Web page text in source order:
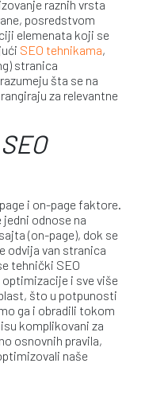
raznih vrsta
posredstvom
elemenata koji se
SEO tehnikama,
stranica
šta se na
za relevantne
i on-page faktore.
odnose na
(on-page), dok se
odvija van stranica
tehnički SEO
optimizacije i sve više
što u potpunosti
ga i obradili tokom
komplikovani za
osnovnih pravila,
naše